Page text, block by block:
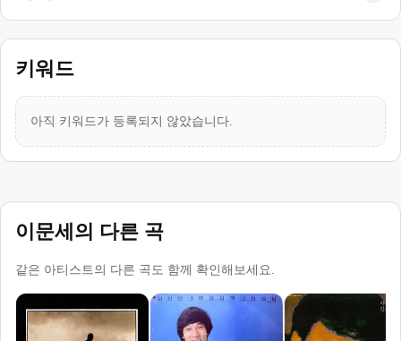
키워드
아직 키워드가 등록되지 않았습니다.
이문세의 다른 곡
같은 아티스트의 다른 곡도 함께 확인해보세요.